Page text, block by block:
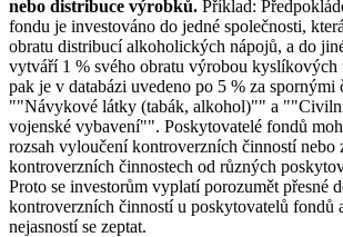
nebo distribuce výrobků. Příklad:
fondu je investováno do jedné společnosti,
obratu distribucí alkoholických nápojů, a do
vytváří 1 % svého obratu výrobou kyslíkových
pak je v databázi uvedeno po 5 % za spornými
""Návykové látky (tabák, alkohol)"" a ""Civilní
vojenské vybavení"". Poskytovatelé fondů
rozsah vyloučení kontroverzních činností nebo
kontroverzních činnostech od různých
Proto se investorům vyplatí porozumět přesné
kontroverzních činností u poskytovatelů fondů
nejasností se zeptat.